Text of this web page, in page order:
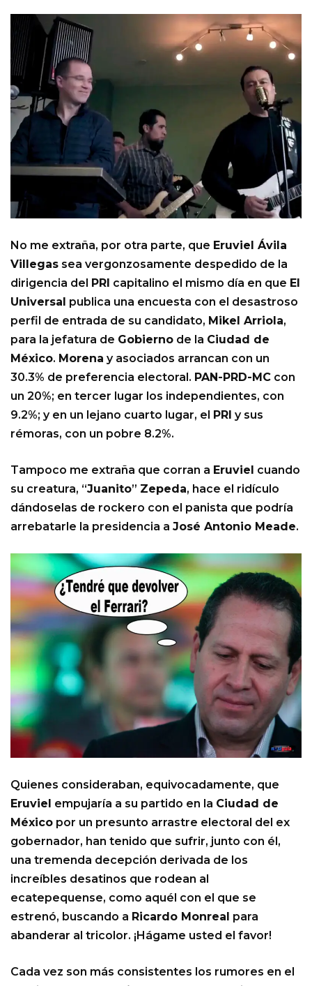
No me extraña, por otra parte, que Eruviel Ávila
Villegas sea vergonzosamente despedido de la
dirigencia del PRI capitalino el mismo día en que El
Universal publica una encuesta con el desastroso
perfil de entrada de su candidato, Mikel Arriola,
para la jefatura de Gobierno de la Ciudad de
México. Morena y asociados arrancan con un
30.3% de preferencia electoral. PAN-PRD-MC con
un 20%; en tercer lugar los independientes, con
9.2%; y en un lejano cuarto lugar, el PRI y sus
rémoras, con un pobre 8.2%.
Tampoco me extraña que corran a Eruviel cuando
su creatura, “Juanito” Zepeda, hace el ridículo
dándoselas de rockero con el panista que podría
arrebatarle la presidencia a José Antonio Meade.
Quienes consideraban, equivocadamente, que
Eruviel empujaría a su partido en la Ciudad de
México por un presunto arrastre electoral del ex
gobernador, han tenido que sufrir, junto con él,
una tremenda decepción derivada de los
increíbles desatinos que rodean al
ecatepequense, como aquél con el que se
estrenó, buscando a Ricardo Monreal para
abanderar al tricolor. ¡Hágame usted el favor!
Cada vez son más consistentes los rumores en el